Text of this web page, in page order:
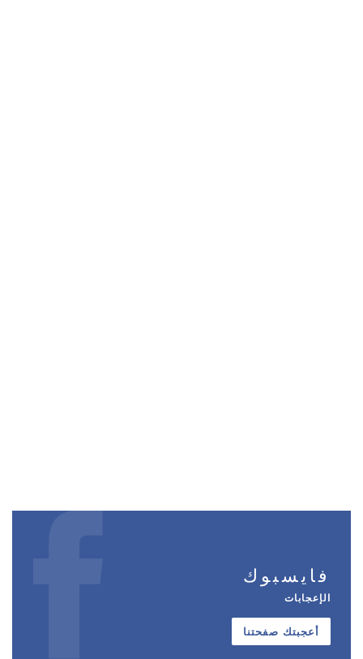
فايسبوك
الإعجابات
أعجبتك صفحتنا